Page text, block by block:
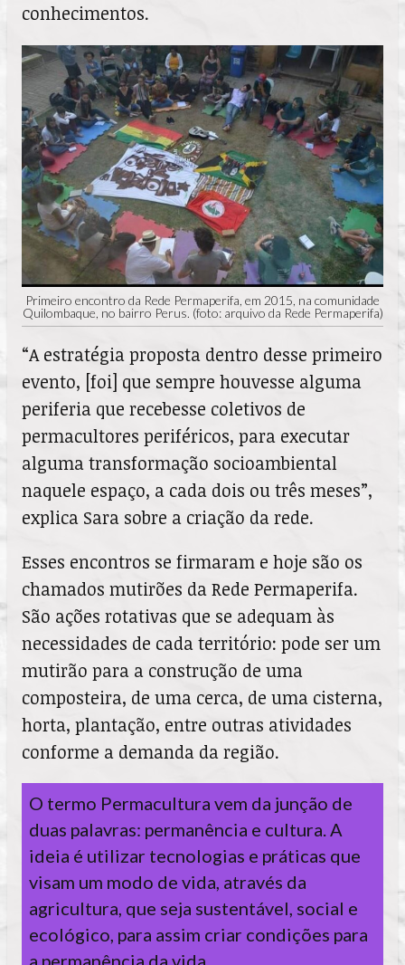
conhecimentos.
Primeiro encontro da Rede Permaperifa, em 2015, na comunidade
Quilombaque, no bairro Perus. (foto: arquivo da Rede Permaperifa)
“A estratégia proposta dentro desse primeiro
evento, [foi] que sempre houvesse alguma
periferia que recebesse coletivos de
permacultores periféricos, para executar
alguma transformação socioambiental
naquele espaço, a cada dois ou três meses”,
explica Sara sobre a criação da rede.
Esses encontros se firmaram e hoje são os
chamados mutirões da Rede Permaperifa.
São ações rotativas que se adequam às
necessidades de cada território: pode ser um
mutirão para a construção de uma
composteira, de uma cerca, de uma cisterna,
horta, plantação, entre outras atividades
conforme a demanda da região.
O termo Permacultura vem da junção de
duas palavras: permanência e cultura. A
ideia é utilizar tecnologias e práticas que
visam um modo de vida, através da
agricultura, que seja sustentável, social e
ecológico, para assim criar condições para